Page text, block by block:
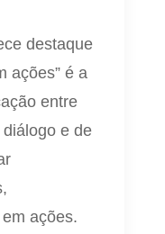
destaque
ações” é a
entre
e de
ações.